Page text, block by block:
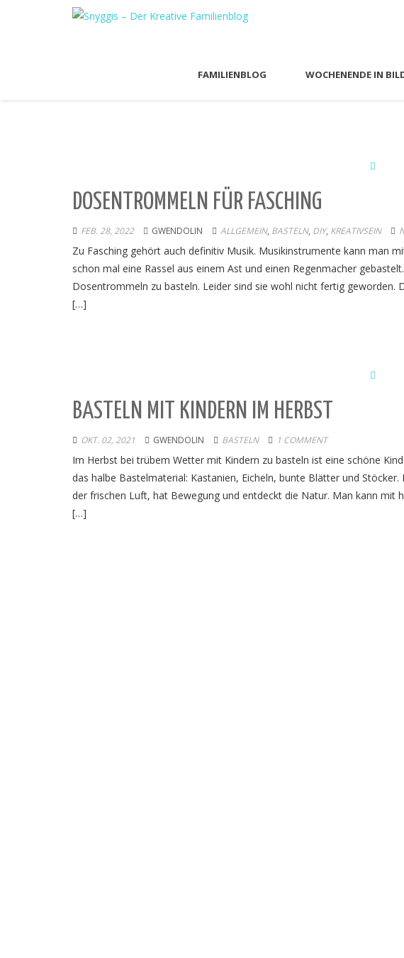
FAMILIENBLOG WOCHENENDE IN
DOSENTROMMELN FÜR FASCHING
FEB. 28, 2022 GWENDOLIN ALLGEMEIN, BASTELN, DIY, KREATIVSEIN
Zu Fasching gehört auch definitiv Musik. Musikinstrumente kann man
schon mal eine Rassel aus einem Ast und einen Regenmacher
Dosentrommeln zu basteln. Leider sind sie wohl nicht fertig geworden.
[…]
BASTELN MIT KINDERN IM HERBST
OKT. 02, 2021 GWENDOLIN BASTELN 1 COMMENT
Im Herbst bei trübem Wetter mit Kindern zu basteln ist eine schöne
das halbe Bastelmaterial: Kastanien, Eicheln, bunte Blätter und
der frischen Luft, hat Bewegung und entdeckt die Natur. Man kann mit
[…]